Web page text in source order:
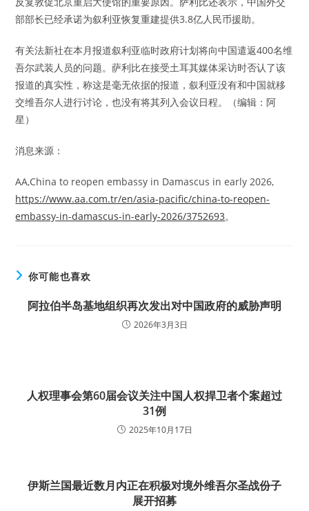
部部长已经承诺为叙利亚恢复重建提供3.8亿人民币援助。
有关法新社在本月报道叙利亚临时政府计划将向中国遣返400名维
吾尔武装人员的问题。萨利比在接受土耳其媒体采访时否认了该
报道的真实性，称这是毫无依据的报道，叙利亚没有和中国就移
交维吾尔人进行讨论，也没有将其列入会议日程。（编辑：阿
星）
消息来源：
AA,China to reopen embassy in Damascus in early 2026,
https://www.aa.com.tr/en/asia-pacific/china-to-reopen-
embassy-in-damascus-in-early-2026/3752693。
你可能也喜欢
阿拉伯半岛基地组织再次发出对中国政府的威胁声明
2026年3月3日
人权理事会第60届会议关注中国人权捍卫者个案超过
31例
2025年10月17日
伊斯兰国最近数月内正在积极对境外维吾尔圣战份子
展开招募